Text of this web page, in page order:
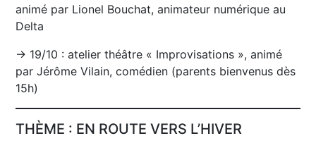
animé par Lionel Bouchat, animateur numérique au
Delta
→ 19/10 : atelier théâtre « Improvisations », animé
par Jérôme Vilain, comédien (parents bienvenus dès
15h)
THÈME : EN ROUTE VERS L’HIVER